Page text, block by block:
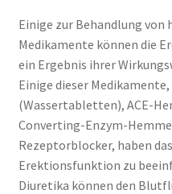
Einige zur Behandlung
Medikamente können die
ein Ergebnis ihrer
Einige dieser
(Wassertabletten), ACE-
Converting-Enzym-
Rezeptorblocker, haben
Erektionsfunktion zu
Diuretika können den